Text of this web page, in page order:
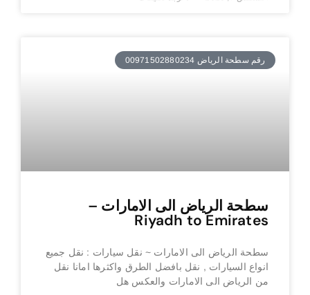
رقم سطحة الرياض 00971502880234
سطحة الرياض الى الامارات –
Riyadh to Emirates
سطحة الرياض الى الامارات ~ نقل سيارات : نقل جميع
انواع السيارات , نقل بافضل الطرق واكثرها امانا نقل
من الرياض الى الامارات والعكس هل